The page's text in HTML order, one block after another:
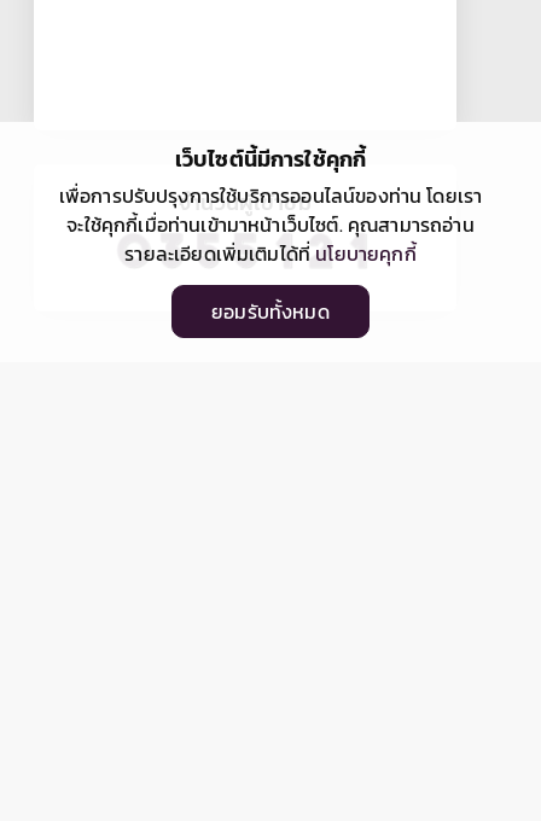
จำนวนผู้เข้าชม
เว็บไซต์นี้มีการใช้คุกกี้
เพื่อการปรับปรุงการใช้บริการออนไลน์ของท่าน โดยเรา
จะใช้คุกกี้เมื่อท่านเข้ามาหน้าเว็บไซต์. คุณสามารถอ่าน
รายละเอียดเพิ่มเติมได้ที่ นโยบายคุกกี้
ยอมรับทั้งหมด